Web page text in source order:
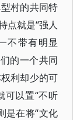
村的共同特
点就是“强人
不带有明显
的一个共同
利却少的可
可以置“不听
是在将“文化